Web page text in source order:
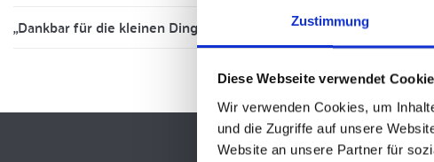
Zustimmung
Diese Webseite verwendet
Wir verwenden Cookies, um
und die Zugriffe auf unsere
Website an unsere Partner für
„Dankbar für die kleinen Dinge des Alltags“ – Interview mit Rita